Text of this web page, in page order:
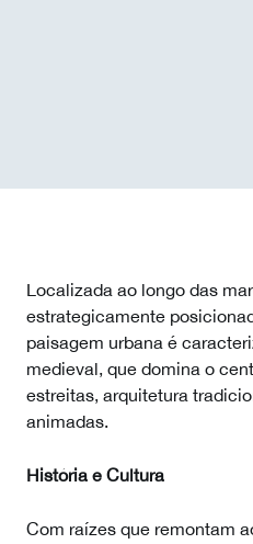
Localizada ao longo das
estrategicamente
paisagem urbana é
medieval, que domina o
estreitas, arquitetura
animadas.
História e Cultura
Com raízes que remontam